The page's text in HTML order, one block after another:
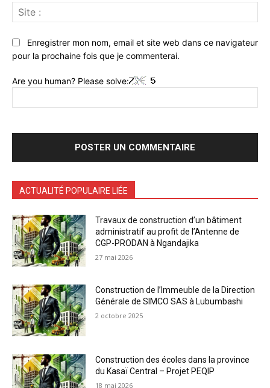
:
Enregistrer mon nom, email et site web dans ce navigateur
pour la prochaine fois que je commenterai.
Are you human? Please solve:
ACTUALITÉ POPULAIRE LIÉE
Travaux de construction d’un bâtiment
administratif au profit de l’Antenne de
CGP-PRODAN à Ngandajika
27 mai 2026
Construction de l’Immeuble de la Direction
Générale de SIMCO SAS à Lubumbashi
2 octobre 2025
Construction des écoles dans la province
du Kasaï Central – Projet PEQIP
18 mai 2026